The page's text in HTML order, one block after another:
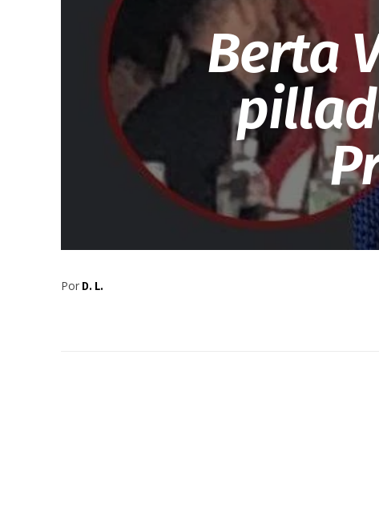
Berta
Por D. L.